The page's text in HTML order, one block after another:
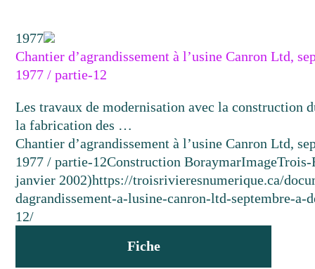
1977
Chantier d’agrandissement à l’usine Canron Ltd,
1977 / partie-12
Les travaux de modernisation avec la construction
la fabrication des …
Chantier d’agrandissement à l’usine Canron Ltd,
1977 / partie-12Construction BoraymarImageTrois-
janvier 2002)https://troisrivieresnumerique.ca/
dagrandissement-a-lusine-canron-ltd-septembre-a-
12/
Fiche